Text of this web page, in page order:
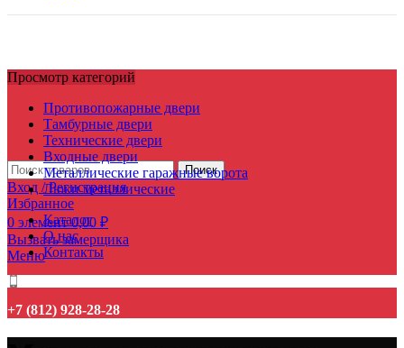
Поиск
Вход / Регистрация
Избранное
0 элемент 0,00 ₽
Вызвать замерщика
Меню
Просмотр категорий
Противопожарные двери
Тамбурные двери
Технические двери
Входные двери
Металлические гаражные ворота
Люки металлические
Каталог
О нас
Контакты
+7 (812) 928-28-28